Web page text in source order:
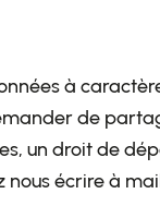
à
de
un droit de
écrire à